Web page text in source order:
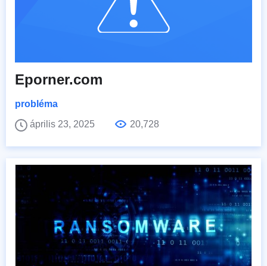
Eporner.com
probléma
április 23, 2025
20,728